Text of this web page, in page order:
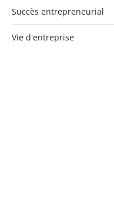
Succès entrepreneurial
Vie d'entreprise